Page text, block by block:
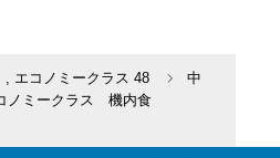
, エコノミークラス 48
中
ミークラス 機内食